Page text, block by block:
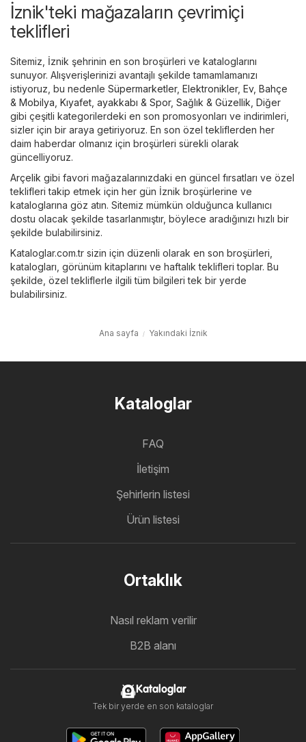
İznik'teki mağazaların çevrimiçi
teklifleri
Sitemiz, İznik şehrinin en son broşürleri ve kataloglarını
sunuyor. Alışverişlerinizi avantajlı şekilde tamamlamanızı
istiyoruz, bu nedenle Süpermarketler, Elektronikler, Ev, Bahçe
& Mobilya Kıyafet, ayakkabı & Spor, Sağlık & Güzellik Diğer
gibi çeşitli kategorilerdeki en son promosyonları ve indirimleri,
sizler için bir araya getiriyoruz. En son özel tekliflerden her
daim haberdar olmanız için broşürleri sürekli olarak
güncelliyoruz.
Arçelik gibi favori mağazalarınızdaki en güncel fırsatları ve özel
teklifleri takip etmek için her gün İznik broşürlerine ve
kataloglarına göz atın. Sitemiz mümkün olduğunca kullanıcı
dostu olacak şekilde tasarlanmıştır, böylece aradığınızı hızlı bir
şekilde bulabilirsiniz.
Kataloglar.com.tr sizin için düzenli olarak en son broşürleri,
katalogları, görünüm kitaplarını ve haftalık teklifleri toplar. Bu
şekilde, özel tekliflerle ilgili tüm bilgileri tek bir yerde
bulabilirsiniz.
Ana sayfa Yakındaki İznik
Kataloglar
FAQ
İletişim
Şehirlerin listesi
Ürün listesi
Ortaklık
Nasıl reklam verilir
B2B alanı
Kataloglar
Tek bir yerde en son kataloglar